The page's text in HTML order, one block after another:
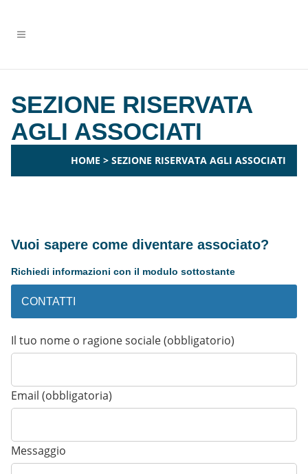
SEZIONE RISERVATA
AGLI ASSOCIATI
HOME > SEZIONE RISERVATA AGLI ASSOCIATI
Vuoi sapere come diventare associato?
Richiedi informazioni con il modulo sottostante
CONTATTI
Il tuo nome o ragione sociale (obbligatorio)
Email (obbligatoria)
Messaggio